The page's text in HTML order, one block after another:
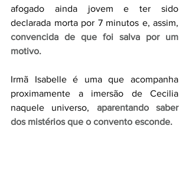
afogado ainda jovem e ter sido
convencida de que foi salva por um
motivo.
Irmã Isabelle é uma que acompanha
proximamente a imersão de Cecilia
naquele universo, aparentando saber
dos mistérios que o convento esconde.